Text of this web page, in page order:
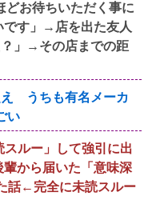
どお待ちいただく事に
です」→店を出た友人
？」→その店までの距
え うちも有名メーカ
い
ルー」して強引に出
から届いた「意味深
話←完全に未読スルー